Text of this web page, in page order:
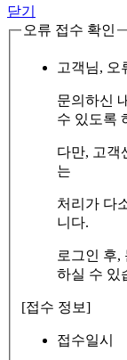
닫기
오류 접수 확인
고객님, 오
문의하신
수 있도록
다만, 고객
는
처리가 다
니다.
로그인 후,
하실 수 있
[접수 정보]
접수일시